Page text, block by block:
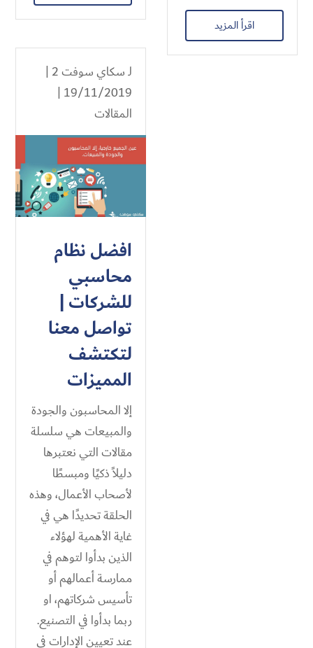
اقرأ المزيد
لـسكاي سوفت 2
|
19/11/2019 |
المقالات
افضل نظام
محاسبي
للشركات |
تواصل معنا
لتكتشف
المميزات
إلا المحاسبون والجودة
والمبيعات هي سلسلة
مقالات التي نعتبرها
دليلاً ذكيًا ومبسطًا
لأصحاب الأعمال، وهذه
الحلقة تحديدًا هي في
غاية الأهمية لهؤلاء
الذين بدأوا لتوهم في
ممارسة أعمالهم أو
تأسيس شركاتهم، او
ربما بدأوا في التصنيع.
عند تعيين الإدارات في